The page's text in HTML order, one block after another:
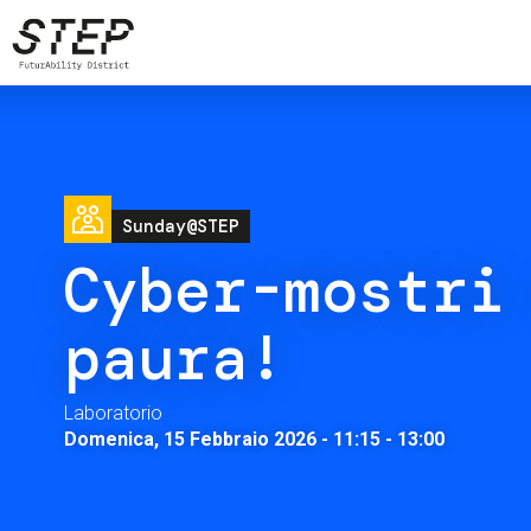
Salta
al
contenuto
Image
Sunday@STEP
Cyber-mostri
paura!
Laboratorio
Domenica, 15 Febbraio 2026 - 11:15- 13:00